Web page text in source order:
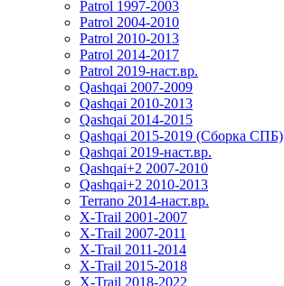
Patrol 1997-2003
Patrol 2004-2010
Patrol 2010-2013
Patrol 2014-2017
Patrol 2019-наст.вр.
Qashqai 2007-2009
Qashqai 2010-2013
Qashqai 2014-2015
Qashqai 2015-2019 (Сборка СПБ)
Qashqai 2019-наст.вр.
Qashqai+2 2007-2010
Qashqai+2 2010-2013
Terrano 2014-наст.вр.
X-Trail 2001-2007
X-Trail 2007-2011
X-Trail 2011-2014
X-Trail 2015-2018
X-Trail 2018-2022